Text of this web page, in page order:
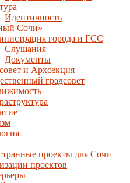
Идентичность
Сочи»
города и ГСС
Слушания
Документы
и Архсекция
градсовет
проекты для Сочи
проектов